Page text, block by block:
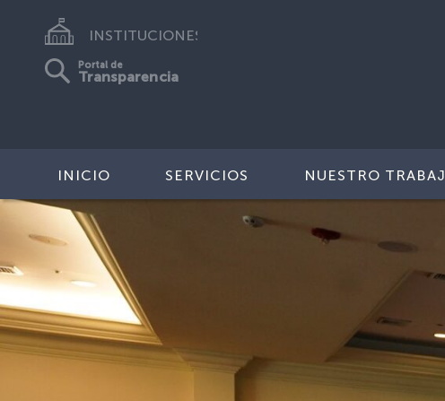
INSTITUCIONES
Portal de
Transparencia
INICIO SERVICIOS NUESTRO